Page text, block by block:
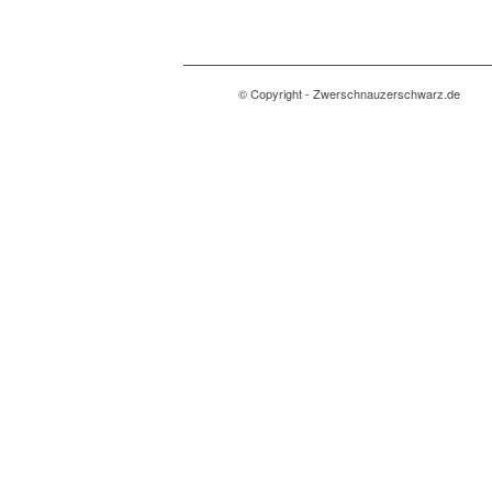
© Copyright - Zwerschnauzerschwarz.de